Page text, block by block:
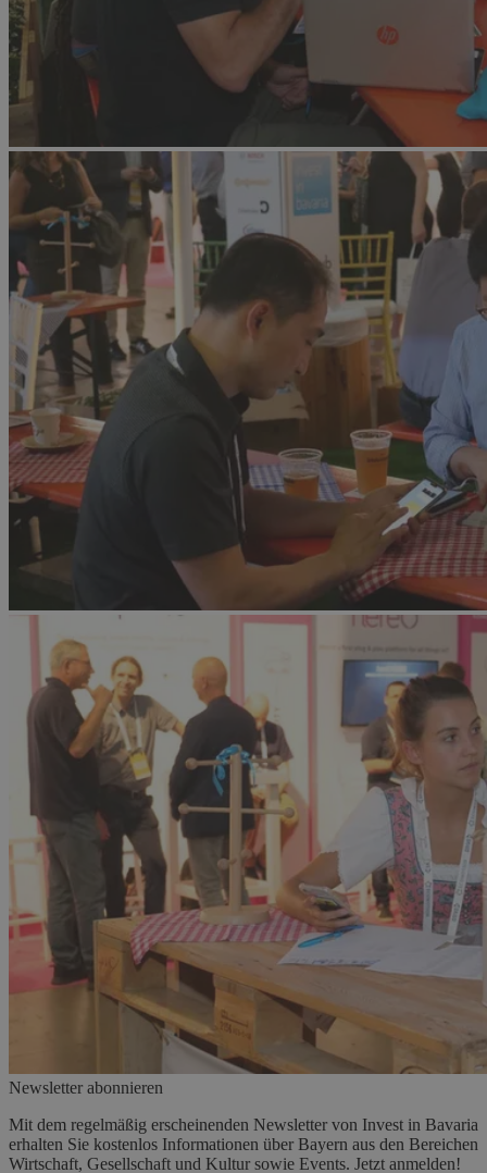
Newsletter abonnieren
Mit dem regelmäßig erscheinenden Newsletter von Invest in Bavaria
erhalten Sie kostenlos Informationen über Bayern aus den Bereichen
Wirtschaft, Gesellschaft und Kultur sowie Events. Jetzt anmelden!